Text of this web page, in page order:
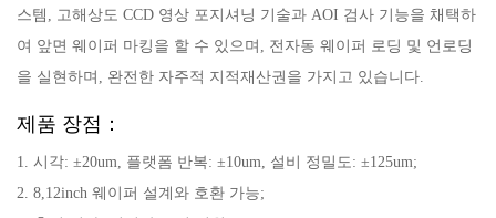
스템, 고해상도 CCD 영상 포지셔닝 기술과 AOI 검사 기능을 채택하
여 앞면 웨이퍼 마킹을 할 수 있으며, 전자동 웨이퍼 로딩 및 언로딩
을 실현하며, 완전한 자주적 지적재산권을 가지고 있습니다.
제품 장점：
1. 시각: ±20um, 플랫폼 반복: ±10um, 설비 정밀도: ±125um;
2. 8,12inch 웨이퍼 설계와 호환 가능;